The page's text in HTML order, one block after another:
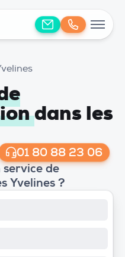
dans les
01 80 88 23 06
de
Yvelines ?